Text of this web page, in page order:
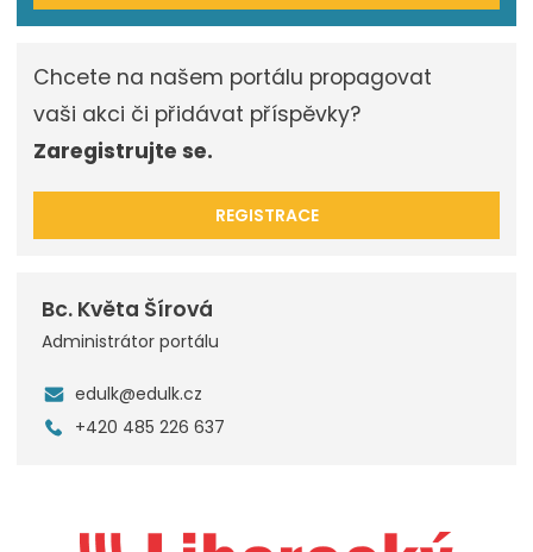
Chcete na našem portálu propagovat
vaši akci či přidávat příspěvky?
Zaregistrujte se.
REGISTRACE
Bc. Květa Šírová
Administrátor portálu
edulk@edulk.cz
+420 485 226 637